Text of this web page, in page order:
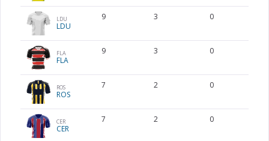
LDU
LDU
9 3 0
FLA
FLA
9 3 0
ROS
ROS
7 2 0
CER
CER
7 2 0